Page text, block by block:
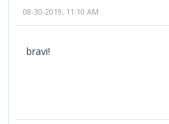
08-30-2019, 11:10 AM
bravi!